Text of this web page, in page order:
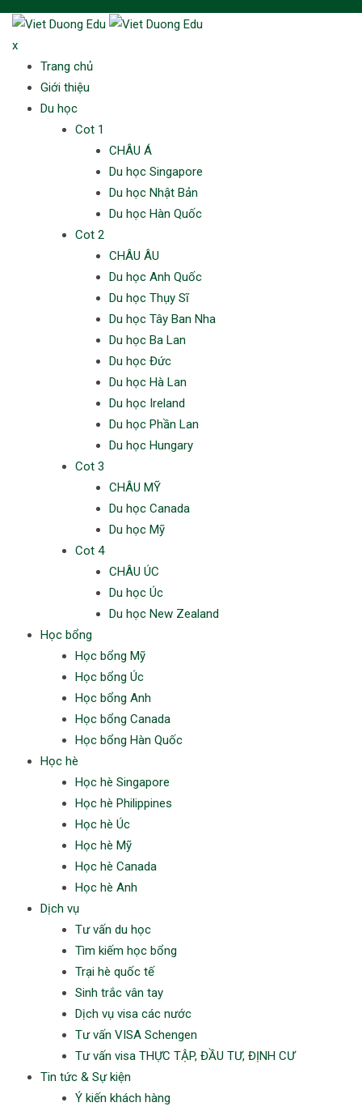
Skip
content
x
Trang chủ
Giới thiệu
Du học
Cot 1
CHÂU Á
Du học Singapore
Du học Nhật Bản
Du học Hàn Quốc
Cot 2
CHÂU ÂU
Du học Anh Quốc
Du học Thụy Sĩ
Du học Tây Ban Nha
Du học Ba Lan
Du học Đức
Du học Hà Lan
Du học Ireland
Du học Phần Lan
Du học Hungary
Cot 3
CHÂU MỸ
Du học Canada
Du học Mỹ
Cot 4
CHÂU ÚC
Du học Úc
Du học New Zealand
Học bổng
Học bổng Mỹ
Học bổng Úc
Học bổng Anh
Học bổng Canada
Học bổng Hàn Quốc
Học hè
Học hè Singapore
Học hè Philippines
Học hè Úc
Học hè Mỹ
Học hè Canada
Học hè Anh
Dịch vụ
Tư vấn du học
Tìm kiếm học bổng
Trại hè quốc tế
Sinh trắc vân tay
Dịch vụ visa các nước
Tư vấn VISA Schengen
Tư vấn visa THỰC TẬP, ĐẦU TƯ, ĐỊNH CƯ
Tin tức & Sự kiện
Ý kiến khách hàng